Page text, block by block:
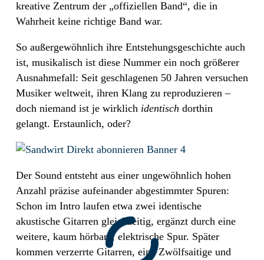
kreative Zentrum der „offiziellen Band“, die in
Wahrheit keine richtige Band war.
So außergewöhnlich ihre Entstehungsgeschichte auch
ist, musikalisch ist diese Nummer ein noch größerer
Ausnahmefall: Seit geschlagenen 50 Jahren versuchen
Musiker weltweit, ihren Klang zu reproduzieren –
doch niemand ist je wirklich identisch dorthin
gelangt. Erstaunlich, oder?
Der Sound entsteht aus einer ungewöhnlich hohen
Anzahl präzise aufeinander abgestimmter Spuren:
Schon im Intro laufen etwa zwei identische
akustische Gitarren gleichzeitig, ergänzt durch eine
weitere, kaum hörbare, elektrische Spur. Später
kommen verzerrte Gitarren, eine Zwölfsaitige und